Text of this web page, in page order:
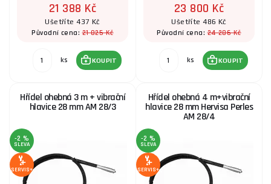
21 388 Kč
Ušetříte 437 Kč
Původní cena:21 825 Kč
ks KOUPIT
23 800 Kč
Ušetříte 486 Kč
Původní cena:24 286 Kč
ks KOUPIT
Hřídel ohebná 3 m + vibrační
hlavice 28 mm AM 28/3
-2 %
SLEVA
SERVIS+
Hřídel ohebná 4 m+vibrační
hlavice 28 mm Hervisa Perles
AM 28/4
-2 %
SLEVA
SERVIS+